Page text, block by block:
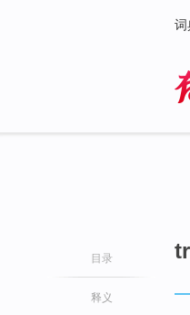
词
目录
释义